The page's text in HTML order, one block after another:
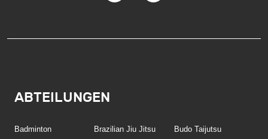
ABTEILUNGEN
Badminton Brazilian Jiu Jitsu
Budo Taijutsu